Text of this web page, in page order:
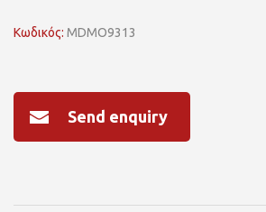
Κωδικός: MDMO9313
Send enquiry